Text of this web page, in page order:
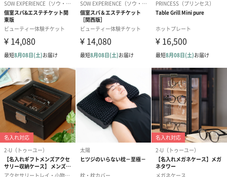
（660円）
スイーツ
スイーツを同梱してお届けいたします。ギフトへの＋αにおすすめ
です。